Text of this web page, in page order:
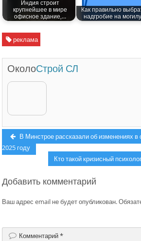
Индия строит
крупнейшее в мире
офисное здание,…
Как правильно
надгробие на
реклама
ОколоСтрой СЛ
Навигация
по
Previous
post:
В Минстрое рассказали об изменениях
2025 году
Next
Кто такой кризисный
Добавить комментарий
Ваш адрес email не будет опубликован.
Комментарий*